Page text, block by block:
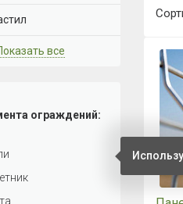
все
ограждений: